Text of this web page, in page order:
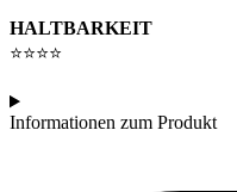
HALTBARKEIT
⭐⭐⭐⭐
Informationen zum Produkt